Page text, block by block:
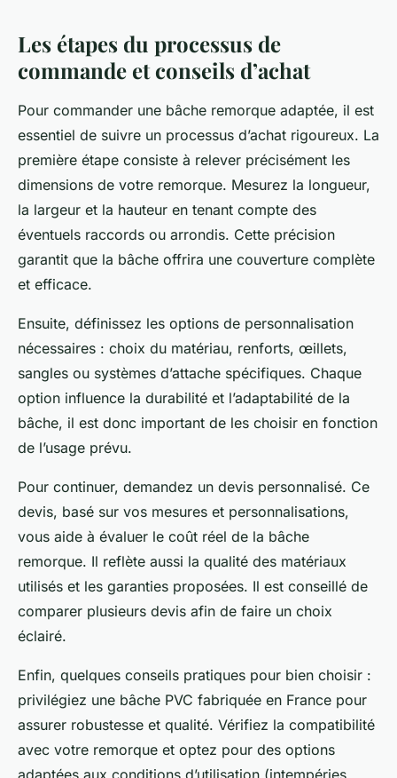
Les étapes du processus de
commande et conseils d’achat
Pour commander une bâche remorque adaptée, il est
essentiel de suivre un processus d’achat rigoureux. La
première étape consiste à relever précisément les
dimensions de votre remorque. Mesurez la longueur,
la largeur et la hauteur en tenant compte des
éventuels raccords ou arrondis. Cette précision
garantit que la bâche offrira une couverture complète
et efficace.
Ensuite, définissez les options de personnalisation
nécessaires : choix du matériau, renforts, œillets,
sangles ou systèmes d’attache spécifiques. Chaque
option influence la durabilité et l’adaptabilité de la
bâche, il est donc important de les choisir en fonction
de l’usage prévu.
Pour continuer, demandez un devis personnalisé. Ce
devis, basé sur vos mesures et personnalisations,
vous aide à évaluer le coût réel de la bâche
remorque. Il reflète aussi la qualité des matériaux
utilisés et les garanties proposées. Il est conseillé de
comparer plusieurs devis afin de faire un choix
éclairé.
Enfin, quelques conseils pratiques pour bien choisir :
privilégiez une bâche PVC fabriquée en France pour
assurer robustesse et qualité. Vérifiez la compatibilité
avec votre remorque et optez pour des options